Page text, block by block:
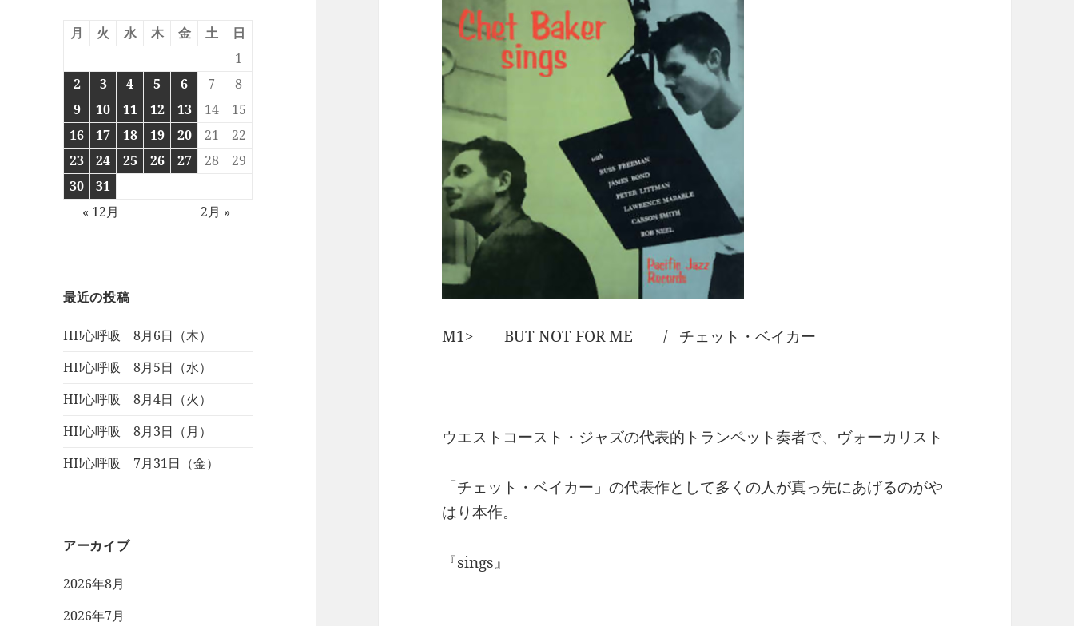
月 火 水 木 金 土
日
1
2
3 4 5 6 7
8
9
10 11 12 13 14
15
16
17 18 19 20 21
22
23
24 25 26 27 28
29
30
31
« 12月
2月 »
最近の投稿
HI!心呼吸 8月6日（木）
HI!心呼吸 8月5日（水）
HI!心呼吸 8月4日（火）
HI!心呼吸 8月3日（月）
HI!心呼吸 7月31日（金）
アーカイブ
2026年8月
2026年7月
M1> BUT NOT FOR ME / チェット・ベイカー
ウエストコースト・ジャズの代表的トランペット奏者で、ヴォーカリスト
「チェット・ベイカー」の代表作として多くの人が真っ先にあげるのがや
はり本作。
『sings』